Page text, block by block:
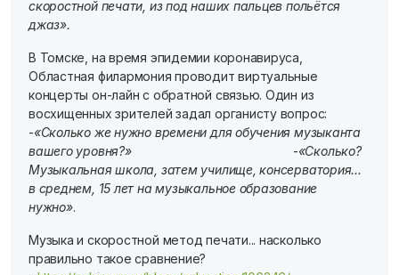
скоростной печати, из под наших пальцев польётся
джаз».
В Томске, на время эпидемии коронавируса,
Областная филармония проводит виртуальные
концерты он-лайн с обратной связью. Один из
восхищенных зрителей задал органисту вопрос:
-«Сколько же нужно времени для обучения музыканта
вашего уровня?»-«Сколько?
Музыкальная школа, затем училище, консерватория...
в среднем, 15 лет на музыкальное образование
нужно».
Музыка и скоростной метод печати... насколько
правильно такое сравнение?